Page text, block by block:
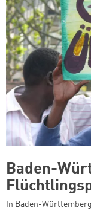
Baden-
In Baden-